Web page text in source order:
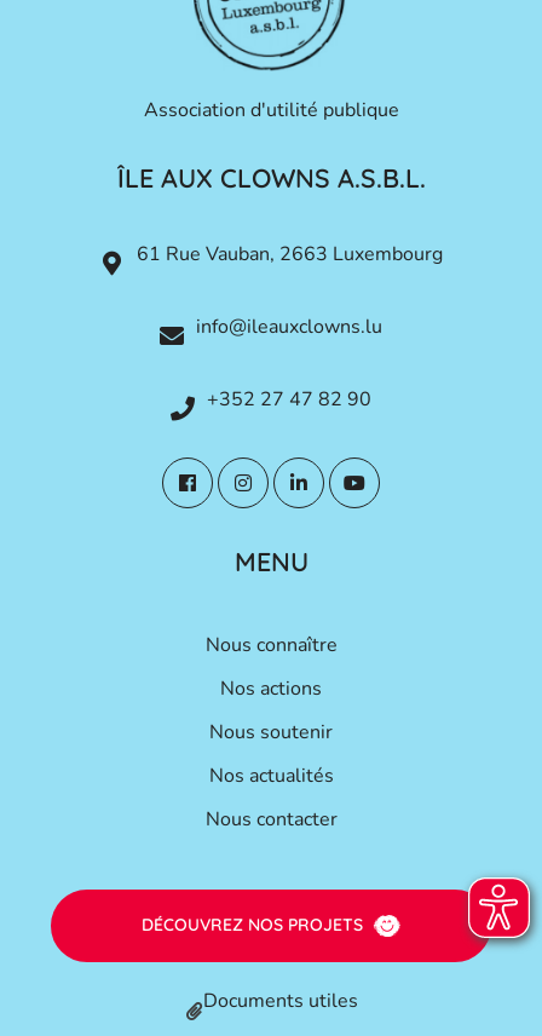
Association d'utilité publique
ÎLE AUX CLOWNS A.S.B.L.
61 Rue Vauban, 2663 Luxembourg
info@ileauxclowns.lu
+352 27 47 82 90
MENU
Nous connaître
Nos actions
Nous soutenir
Nos actualités
Nous contacter
DÉCOUVREZ NOS PROJETS
Documents utiles